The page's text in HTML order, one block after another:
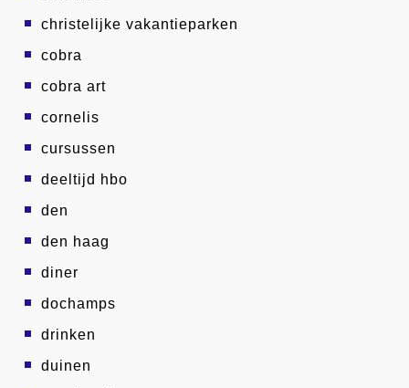
christelijke vakantieparken
cobra
cobra art
cornelis
cursussen
deeltijd hbo
den
den haag
diner
dochamps
drinken
duinen